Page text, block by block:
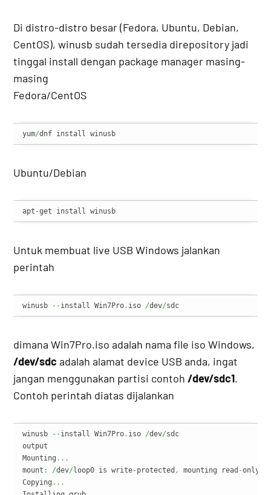
Di distro-distro besar (Fedora, Ubuntu, Debian,
CentOS), winusb sudah tersedia direpository jadi
tinggal install dengan package manager masing-
masing
Fedora/CentOS
yum/dnf install winusb
Ubuntu/Debian
apt -get install winusb
Untuk membuat live USB Windows jalankan
perintah
winusb --install Win7Pro. iso /dev/sdc
dimana Win7Pro.iso adalah nama file iso Windows,
/dev/sdc adalah alamat device USB anda, ingat
jangan menggunakan partisi contoh/dev/sdc1.
Contoh perintah diatas dijalankan
winusb --install Win7Pro. iso /dev/sdc
output
Mounting ...
mount : /dev/loop0 is write-protected , mounting read -only
Copying ...